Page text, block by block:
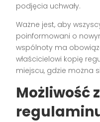
podjęcia uchwały.
Ważne jest, aby
poinformowani o
wspólnoty ma
właścicielowi kopię
miejscu, gdzie można
Możliwość